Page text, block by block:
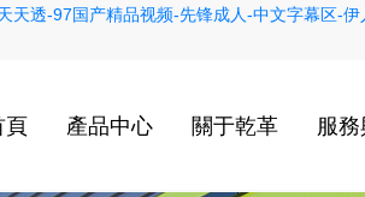
透-97国产精品视频-先锋成人-中文字幕区
頁 產品中心 關于乾革 服